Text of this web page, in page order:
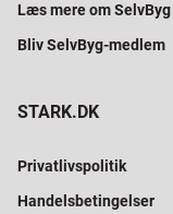
Læs mere om SelvByg
Bliv SelvByg-medlem
STARK.DK
Privatlivspolitik
Handelsbetingelser